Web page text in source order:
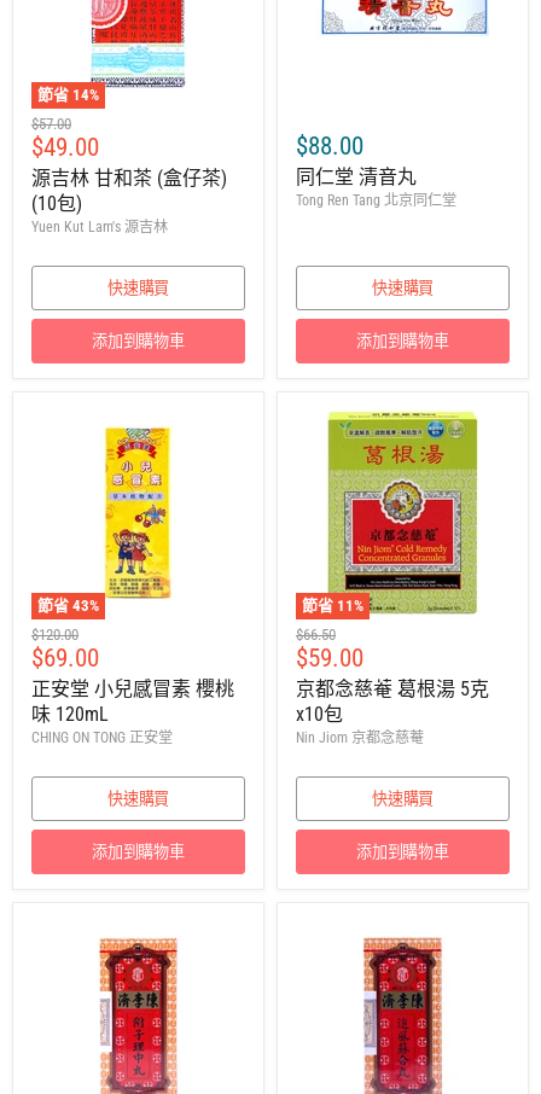
節省 14%
建
議
零
售
價
$57.00
售
價
$49.00
源吉林 甘和茶 (盒仔茶)
(10包)
Yuen Kut Lam's 源吉林
快速購買
添加到購物車
$88.00
同仁堂 清音丸
Tong Ren Tang 北京同仁堂
快速購買
添加到購物車
節省 43%
建
議
零
售
價
$120.00
售
價
$69.00
正安堂 小兒感冒素 櫻桃
味 120mL
CHING ON TONG 正安堂
快速購買
添加到購物車
節省 11%
建
議
零
售
價
$66.50
售
價
$59.00
京都念慈菴 葛根湯 5克
x10包
Nin Jiom 京都念慈菴
快速購買
添加到購物車